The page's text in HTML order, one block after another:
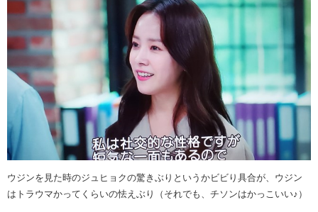
ウジンを見た時のジュヒョクの驚きぶりというかビビり具合が、ウジン
はトラウマかってくらいの怯えぶり（それでも、チソンはかっこいい♪）